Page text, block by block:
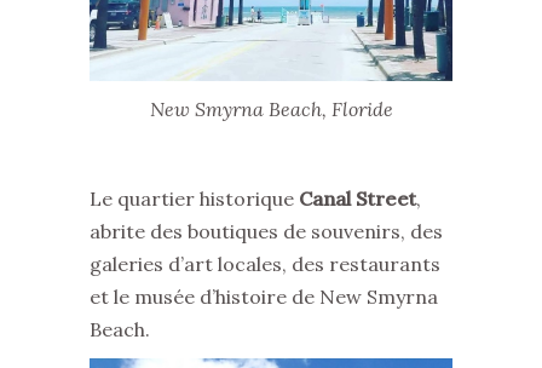
New Smyrna Beach, Floride
Le quartier historique Canal Street,
abrite des boutiques de souvenirs, des
galeries d’art locales, des restaurants
et le musée d’histoire de New Smyrna
Beach.